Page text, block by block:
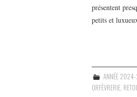
présentent
petits et
ANNÉE
ORFÈVRERIE,